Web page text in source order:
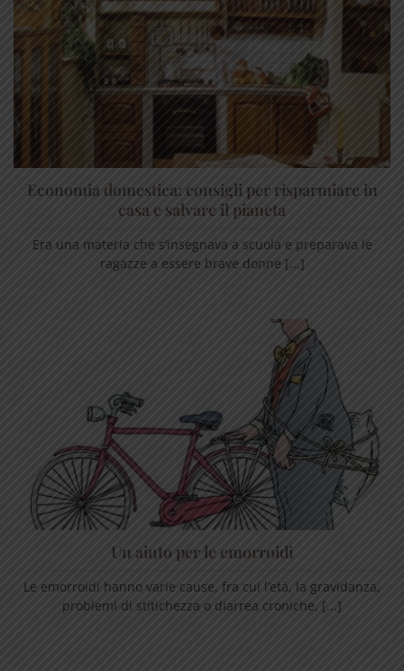
Economia domestica: consigli per risparmiare in
casa e salvare il pianeta
Era una materia che s’insegnava a scuola e preparava le
ragazze a essere brave donne [...]
Un aiuto per le emorroidi
Le emorroidi hanno varie cause, fra cui l’età, la gravidanza,
problemi di stitichezza o diarrea croniche, [...]